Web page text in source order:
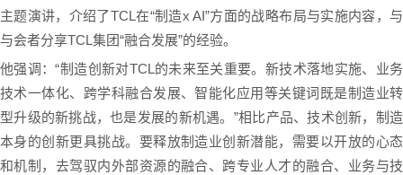
主题演讲，介绍了TCL在“制造x AI”方面的战略布局与实施内容，与
与会者分享TCL集团“融合发展”的经验。
他强调：“制造创新对TCL的未来至关重要。新技术落地实施、业务
技术一体化、跨学科融合发展、智能化应用等关键词既是制造业转
型升级的新挑战，也是发展的新机遇。”相比产品、技术创新，制造
本身的创新更具挑战。要释放制造业创新潜能，需要以开放的心态
和机制，去驾驭内外部资源的融合、跨专业人才的融合、业务与技